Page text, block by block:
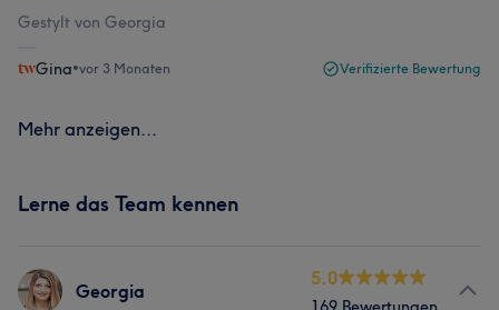
Gestylt von Georgia
Gina•vor 3 Monaten Verifizierte Bewertung
Mehr anzeigen...
Lerne das Team kennen
Georgia
5.0